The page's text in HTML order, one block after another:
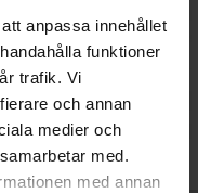
anpassa innehållet
funktioner
trafik. Vi
och annan
medier och
med.
med annan
Frisia Rocket